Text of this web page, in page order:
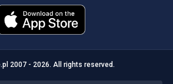
2007 - 2026. All rights reserved.